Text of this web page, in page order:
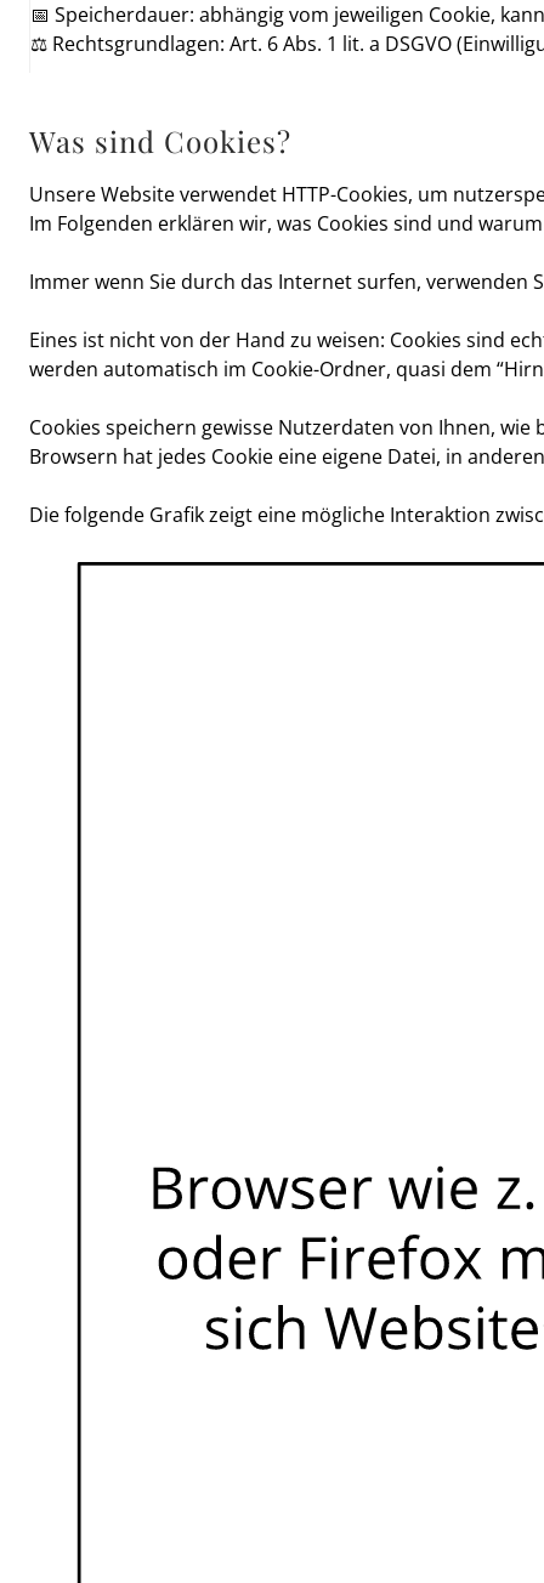
📅 Speicherdauer: abhängig vom jeweiligen Cookie,
⚖️ Rechtsgrundlagen: Art. 6 Abs. 1 lit. a DSGVO
Was sind Cookies?
Unsere Website verwendet HTTP-Cookies, um
Im Folgenden erklären wir, was Cookies sind und
Immer wenn Sie durch das Internet surfen, verwenden
Eines ist nicht von der Hand zu weisen: Cookies sind
werden automatisch im Cookie-Ordner, quasi dem
Cookies speichern gewisse Nutzerdaten von Ihnen,
Browsern hat jedes Cookie eine eigene Datei, in
Die folgende Grafik zeigt eine mögliche Interaktion